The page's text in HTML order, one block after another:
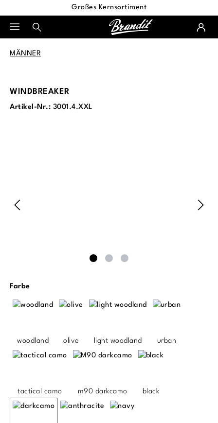
Großes Kernsortiment
MÄNNER
WINDBREAKER
Artikel-Nr.: 3001.4.XXL
Farbeauswählen
woodland olive light woodland urban
tactical camo m90 darkcamo black